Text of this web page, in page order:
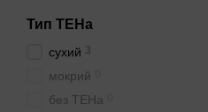
Тип ТЕНа
сухий 3
мокрий
без ТЕНа